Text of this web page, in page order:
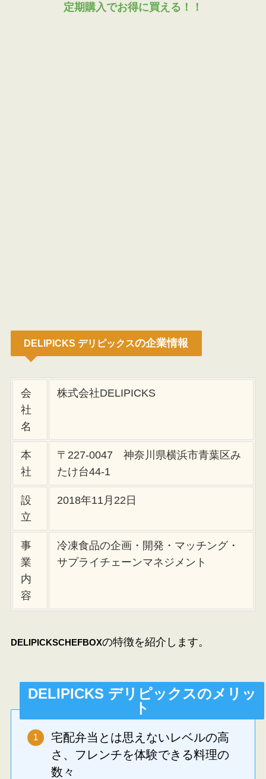
定期購入でお得に買える！！
DELIPICKS デリピックスの企業情報
会
社
名
株式会社DELIPICKS
本
社
〒227-0047 神奈川県横浜市青葉区み
たけ台44-1
設
立
2018年11月22日
事
業
内
容
冷凍食品の企画・開発・マッチング・
サプライチェーンマネジメント
DELIPICKSCHEFBOXの特徴を紹介します。
DELIPICKS デリピックスのメリッ
ト
宅配弁当とは思えないレベルの高
さ、フレンチを体験できる料理の
数々